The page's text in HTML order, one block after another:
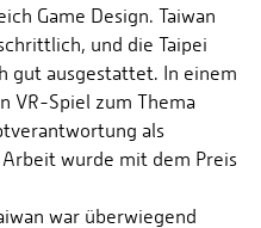
Game Design. Taiwan
und die Taipei
gut ausgestattet. In einem
VR-Spiel zum Thema
als
wurde mit dem Preis
war überwiegend